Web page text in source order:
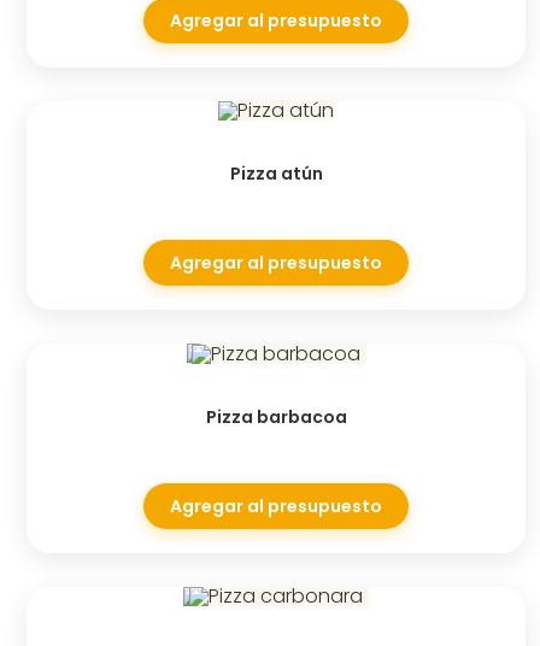
Agregar al presupuesto
Pizza atún
Agregar al presupuesto
Pizza barbacoa
Agregar al presupuesto